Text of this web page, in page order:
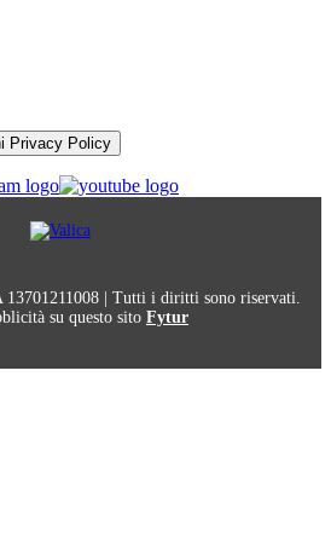
Privacy Policy
| Tutti i diritti sono riservati.
su questo sito Fytur